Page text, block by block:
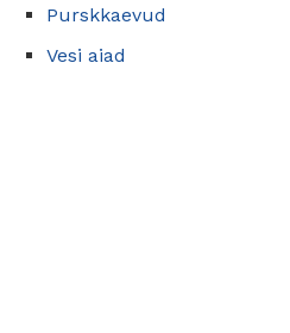
Purskkaevud
Vesi aiad